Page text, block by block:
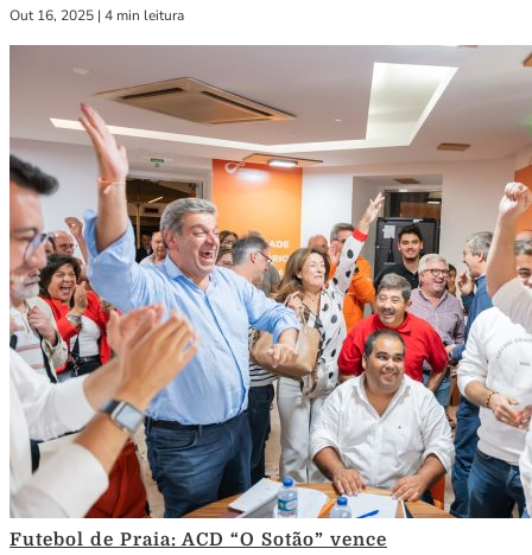
Out 16, 2025 | 4 min leitura
Futebol de Praia: ACD “O Sotão” vence